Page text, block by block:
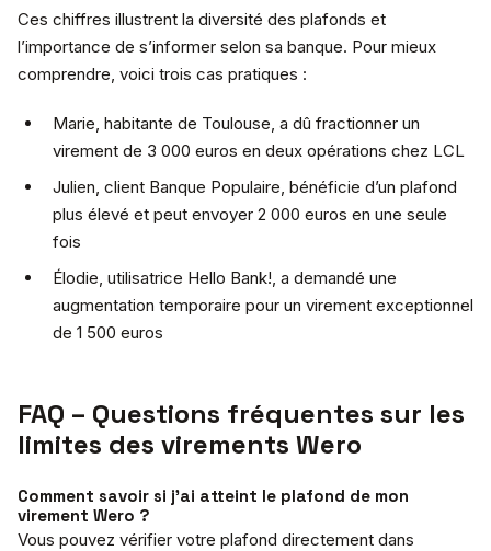
Ces chiffres illustrent la diversité des plafonds et
l’importance de s’informer selon sa banque. Pour mieux
comprendre, voici trois cas pratiques :
Marie, habitante de Toulouse, a dû fractionner un
virement de 3 000 euros en deux opérations chez LCL
Julien, client Banque Populaire, bénéficie d’un plafond
plus élevé et peut envoyer 2 000 euros en une seule
fois
Élodie, utilisatrice Hello Bank!, a demandé une
augmentation temporaire pour un virement exceptionnel
de 1 500 euros
FAQ – Questions fréquentes sur les
limites des virements Wero
Comment savoir si j’ai atteint le plafond de mon
virement Wero ?
Vous pouvez vérifier votre plafond directement dans